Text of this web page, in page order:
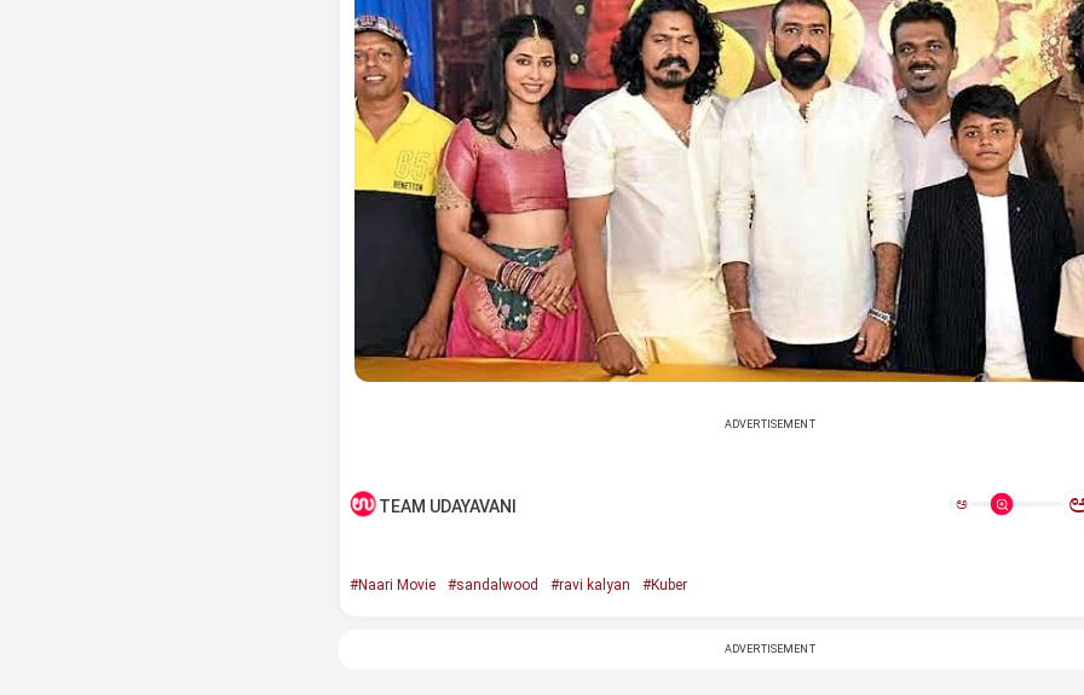
ADVERTISEMENT
TEAM UDAYAVANI ಅ
#Naari Movie #sandalwood #ravi kalyan #Kuber
ADVERTISEMENT